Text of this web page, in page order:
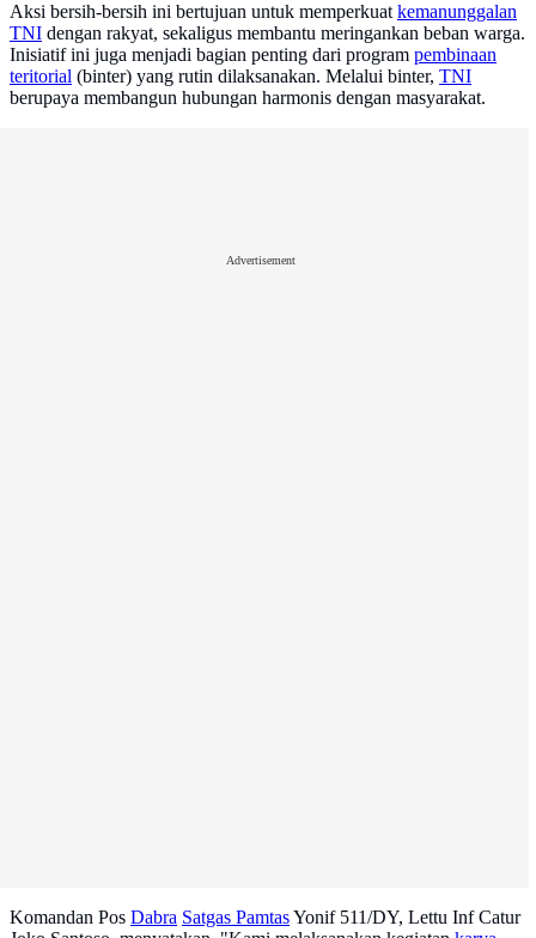
Aksi bersih-bersih ini bertujuan untuk memperkuatkemanunggalan
TNI dengan rakyat, sekaligus membantu meringankan beban warga.
Inisiatif ini juga menjadi bagian penting dari program pembinaan
teritorial (binter) yang rutin dilaksanakan. Melalui binter, TNI
berupaya membangun hubungan harmonis dengan masyarakat.
Advertisement
Komandan Pos Dabra Satgas PamtasYonif 511/DY, Lettu Inf Catur